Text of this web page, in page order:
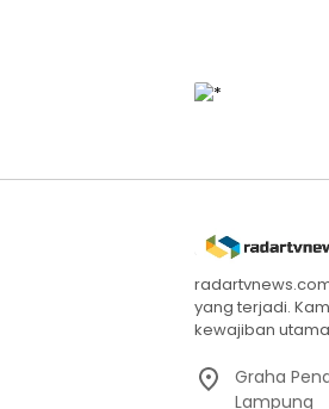
yang terjadi.
kewajiban
Graha
Lampung